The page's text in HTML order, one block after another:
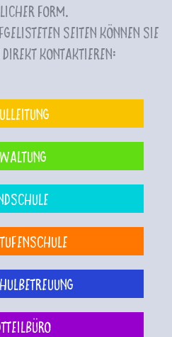
Form.
Seiten können Sie
direkt kontaktieren: